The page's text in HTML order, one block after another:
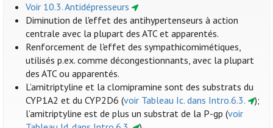
Voir 10.3. Antidépresseurs
Diminution de l'effet des antihypertenseurs à action
centrale avec la plupart des ATC et apparentés.
Renforcement de l'effet des sympathicomimétiques,
utilisés p.ex. comme décongestionnants, avec la plupart
des ATC ou apparentés.
L’amitriptyline et la clomipramine sont des substrats du
CYP1A2 et du CYP2D6 (voir Tableau Ic. dans Intro.6.3.
);
l’amitriptyline est de plus un substrat de la P-gp (voir